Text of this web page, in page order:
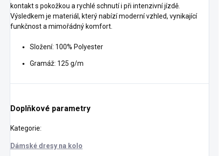
kontakt s pokožkou a rychlé schnutí i při intenzivní jízdě.
Výsledkem je materiál, který nabízí moderní vzhled, vynikající
funkčnost a mimořádný komfort.
Složení: 100% Polyester
Gramáž: 125 g/m
Doplňkové parametry
Kategorie:
Dámské dresy na kolo